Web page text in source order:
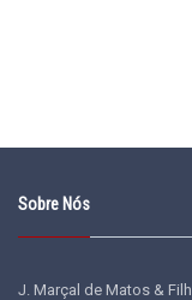
Sobre Nós
J. Marçal de Matos &